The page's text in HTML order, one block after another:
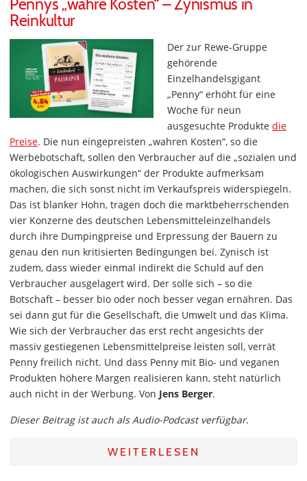
Pennys „wahre Kosten“ – Zynismus in
Reinkultur
Der zur Rewe-Gruppe
gehörende
Einzelhandelsgigant
„Penny“ erhöht für eine
Woche für neun
ausgesuchte Produkte die
Preise. Die nun eingepreisten „wahren Kosten“, so die
Werbebotschaft, sollen den Verbraucher auf die „sozialen und
ökologischen Auswirkungen“ der Produkte aufmerksam
machen, die sich sonst nicht im Verkaufspreis widerspiegeln.
Das ist blanker Hohn, tragen doch die marktbeherrschenden
vier Konzerne des deutschen Lebensmitteleinzelhandels
durch ihre Dumpingpreise und Erpressung der Bauern zu
genau den nun kritisierten Bedingungen bei. Zynisch ist
zudem, dass wieder einmal indirekt die Schuld auf den
Verbraucher ausgelagert wird. Der solle sich – so die
Botschaft – besser bio oder noch besser vegan ernähren. Das
sei dann gut für die Gesellschaft, die Umwelt und das Klima.
Wie sich der Verbraucher das erst recht angesichts der
massiv gestiegenen Lebensmittelpreise leisten soll, verrät
Penny freilich nicht. Und dass Penny mit Bio- und veganen
Produkten höhere Margen realisieren kann, steht natürlich
auch nicht in der Werbung. Von Jens Berger.
Dieser Beitrag ist auch als Audio-Podcast verfügbar.
WEITERLESEN